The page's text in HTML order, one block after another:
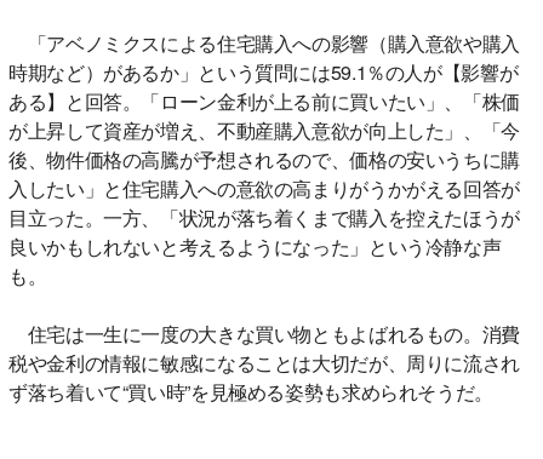
「アベノミクスによる住宅購入への影響（購入意欲や購入
時期など）があるか」という質問には59.1％の人が【影響が
ある】と回答。「ローン金利が上る前に買いたい」、「株価
が上昇して資産が増え、不動産購入意欲が向上した」、「今
後、物件価格の高騰が予想されるので、価格の安いうちに購
入したい」と住宅購入への意欲の高まりがうかがえる回答が
目立った。一方、「状況が落ち着くまで購入を控えたほうが
良いかもしれないと考えるようになった」という冷静な声
も。
住宅は一生に一度の大きな買い物ともよばれるもの。消費
税や金利の情報に敏感になることは大切だが、周りに流され
ず落ち着いて“買い時”を見極める姿勢も求められそうだ。